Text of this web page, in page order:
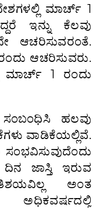
ಮಾರ್ಚ್ 1
ಇನ್ನು ಕೆಲವು
ಆಚರಿಸುವರಂತೆ.
ಆಚರಿಸುವರು.
1 ರಂದು
ಸಂಬಂಧಿಸಿ ಹಲವು
ವಾಡಿಕೆಯಲ್ಲಿವೆ.
ಜಾಸ್ತಿ ಇರುವ
ಅಂತ